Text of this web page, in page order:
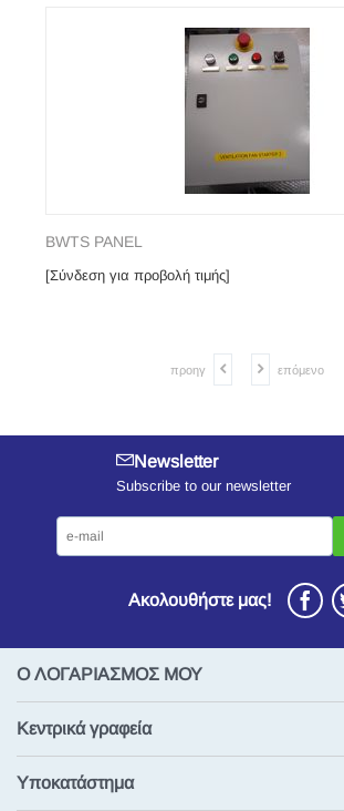
BWTS PANEL
[Σύνδεση για προβολή τιμής]
προηγ επόμενο
Newsletter
Subscribe to our newsletter
Ακολουθήστε μας!
Ο ΛΟΓΑΡΙΑΣΜΟΣ ΜΟΥ
Κεντρικά γραφεία
Υποκατάστημα